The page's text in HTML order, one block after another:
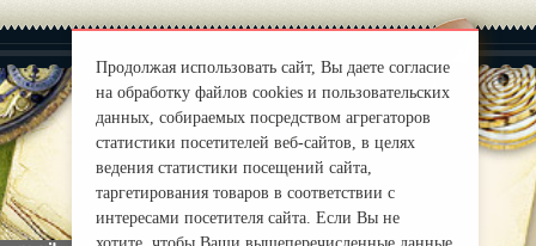
|
mirprognoz@mail.ru
Продолжая использовать сайт, Вы даете согласие
на обработку файлов cookies и пользовательских
данных, собираемых посредством агрегаторов
статистики посетителей веб-сайтов, в целях
ведения статистики посещений сайта,
таргетирования товаров в соответствии с
интересами посетителя сайта. Если Вы не